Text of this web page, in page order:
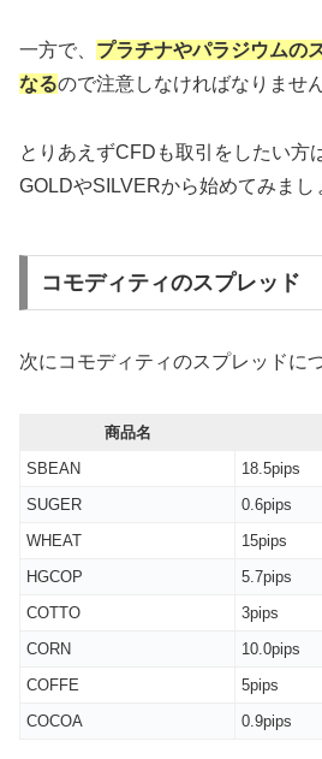
一方で、 プラチナやパラジウムの
なるので注意しなければなりません
とりあえずCFDも取引をしたい方
GOLDやSILVERから始めてみまし
コモディティのスプレッド
次にコモディティのスプレッドに
商品名
SBEAN
18.5pips
SUGER
0.6pips
WHEAT
15pips
HGCOP
5.7pips
COTTO
3pips
CORN
10.0pips
COFFE
5pips
COCOA
0.9pips